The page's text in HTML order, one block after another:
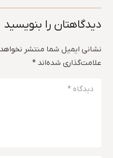
دیدگاهتان را بنویسید
نشانی ایمیل شما منتشر
علامت‌گذاری شده‌اند *